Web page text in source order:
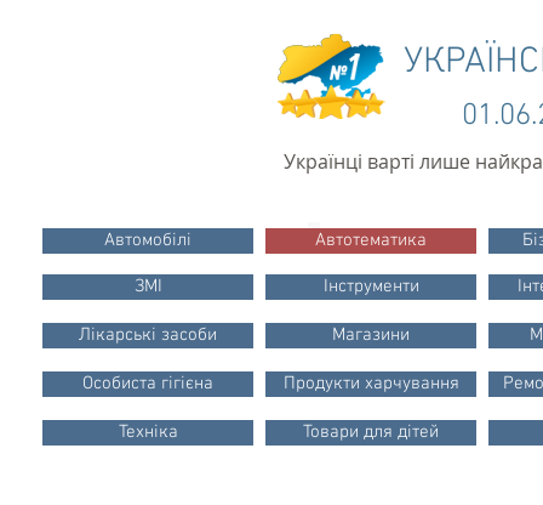
Українці варті лише
Автомобілі Автотематика
ЗМІ Інструменти
Лікарські засоби Магазини
Особиста гігієна Продукти харчування
Техніка Товари для дітей